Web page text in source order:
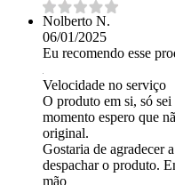
Nolberto N.
06/01/2025
Eu recomendo esse
Velocidade no serviço
O produto em si, só
momento espero que
original.
Gostaria de agradecer
despachar o produto.
mão